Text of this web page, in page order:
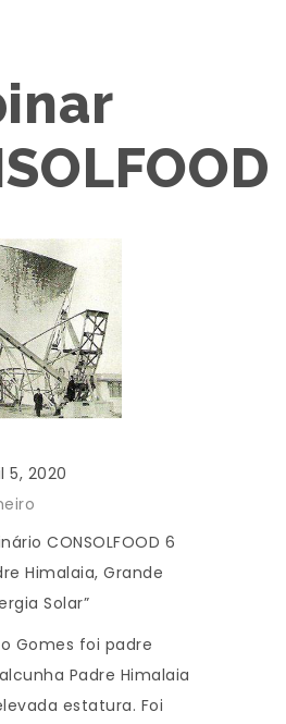
5, 2020
CONSOLFOOD 6
Himalaia, Grande
Solar”
Gomes foi padre
Padre Himalaia
estatura. Foi